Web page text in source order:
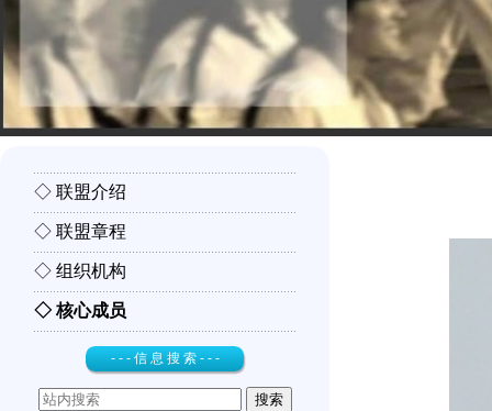
◇ 联盟介绍
◇ 联盟章程
◇ 组织机构
◇ 核心成员
- - - 信 息 搜 索 - - -